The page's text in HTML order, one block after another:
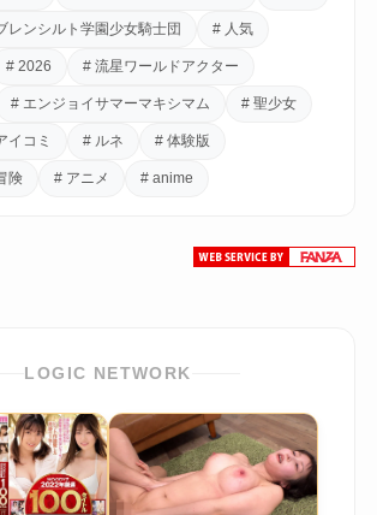
レンシルト学園少女騎士団 # 人気
# 2026 # 流星ワールドアクター
# エンジョイサマーマキシマム # 聖少女
イコミ # ルネ # 体験版
険 # アニメ # anime
LOGIC NETWORK